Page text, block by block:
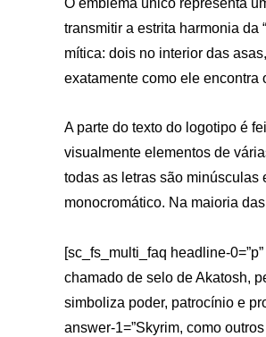
transmitir a estrita harmonia da
mítica: dois no interior das
exatamente como ele encontra
A parte do texto do logotipo é
visualmente elementos de
todas as letras são minúsculas
monocromático. Na maioria
[sc_fs_multi_faq headline-
chamado de selo de Akatosh,
simboliza poder, patrocínio e
answer-1=”Skyrim, como